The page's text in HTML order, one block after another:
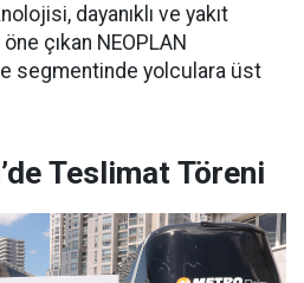
dayanıklı ve yakıt
çıkan NEOPLAN
segmentinde yolculara üst
Teslimat Töreni